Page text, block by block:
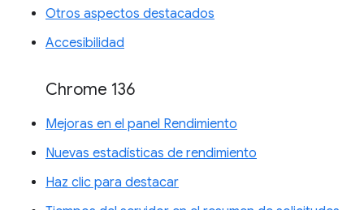
Otros aspectos destacados
Accesibilidad
Chrome 136
Mejoras en el panel Rendimiento
Nuevas estadísticas de rendimiento
Haz clic para destacar